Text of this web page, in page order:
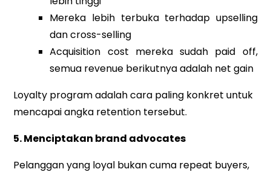
Mereka lebih terbuka terhadap upselling
dan cross-selling
Acquisition cost mereka sudah paid off,
semua revenue berikutnya adalah net gain
Loyalty program adalah cara paling konkret untuk
mencapai angka retention tersebut.
5. Menciptakan brand advocates
Pelanggan yang loyal bukan cuma repeat buyers,